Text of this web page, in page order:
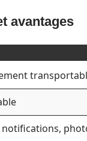
avantages